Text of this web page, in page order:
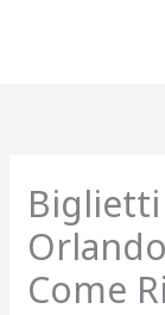
Biglietti
Come